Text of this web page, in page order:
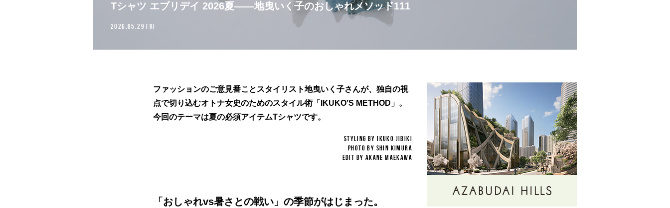
Tシャツ エブリデイ 2026夏——地曳いく子のおしゃれメソッド111
2026.05.29 FRI
ファッションのご意見番ことスタイリスト地曳いく子さんが、独自の視
点で切り込むオトナ女史のためのスタイル術「IKUKO’S METHOD」。
今回のテーマは夏の必須アイテムTシャツです。
STYLING BY IKUKO JIBIKI
PHOTO BY SHIN KIMURA
EDIT BY AKANE MAEKAWA
「おしゃれvs暑さとの戦い」の季節がはじまった。